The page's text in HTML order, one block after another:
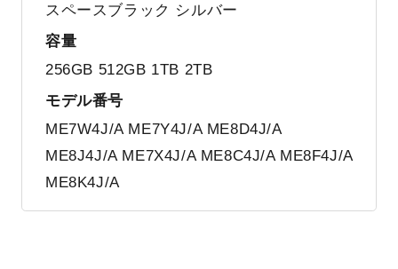
スペースブラック シルバー
容量
256GB 512GB 1TB 2TB
モデル番号
ME7W4J/A ME7Y4J/A ME8D4J/A
ME8J4J/A ME7X4J/A ME8C4J/A ME8F4J/A
ME8K4J/A